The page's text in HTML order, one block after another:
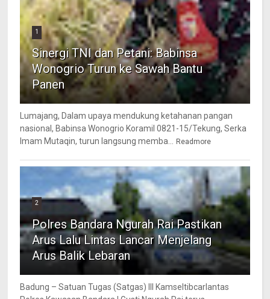
1
Sinergi TNI dan Petani: Babinsa
Wonogrio Turun ke Sawah Bantu
Panen
Lumajang, Dalam upaya mendukung ketahanan pangan
nasional, Babinsa Wonogrio Koramil 0821-15/Tekung, Serka
Imam Mutaqin, turun langsung memba...
Readmore
2
Polres Bandara Ngurah Rai Pastikan
Arus Lalu Lintas Lancar Menjelang
Arus Balik Lebaran
Badung – Satuan Tugas (Satgas) III Kamseltibcarlantas